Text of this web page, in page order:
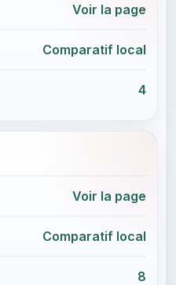
Voir la page
Comparatif local
4
Voir la page
Comparatif local
8